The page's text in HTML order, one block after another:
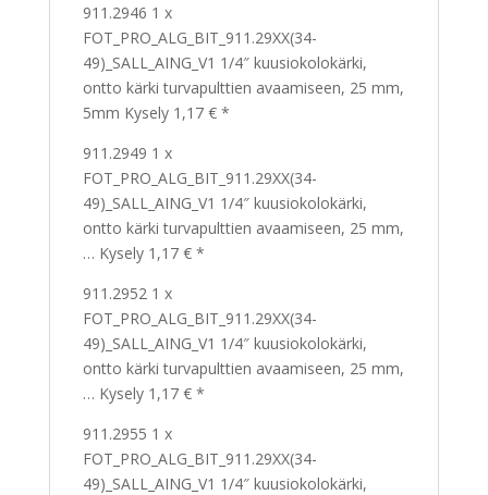
911.2946 1 x
FOT_PRO_ALG_BIT_911.29XX(34-
49)_SALL_AING_V1 1/4″ kuusiokolokärki,
ontto kärki turvapulttien avaamiseen, 25 mm,
5mm Kysely 1,17 € *
911.2949 1 x
FOT_PRO_ALG_BIT_911.29XX(34-
49)_SALL_AING_V1 1/4″ kuusiokolokärki,
ontto kärki turvapulttien avaamiseen, 25 mm,
… Kysely 1,17 € *
911.2952 1 x
FOT_PRO_ALG_BIT_911.29XX(34-
49)_SALL_AING_V1 1/4″ kuusiokolokärki,
ontto kärki turvapulttien avaamiseen, 25 mm,
… Kysely 1,17 € *
911.2955 1 x
FOT_PRO_ALG_BIT_911.29XX(34-
49)_SALL_AING_V1 1/4″ kuusiokolokärki,